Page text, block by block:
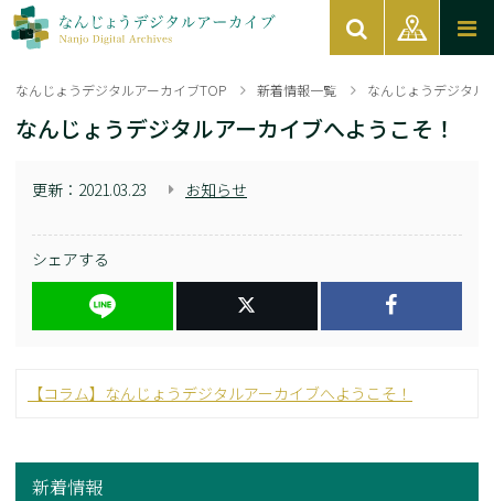
なんじょうデジタルアーカイブTOP 新着情報一覧 なんじょうデジタル
なんじょうデジタルアーカイブへようこそ！
更新： 2021.03.23 お知らせ
シェアする
【コラム】なんじょうデジタルアーカイブへようこそ！
新着情報